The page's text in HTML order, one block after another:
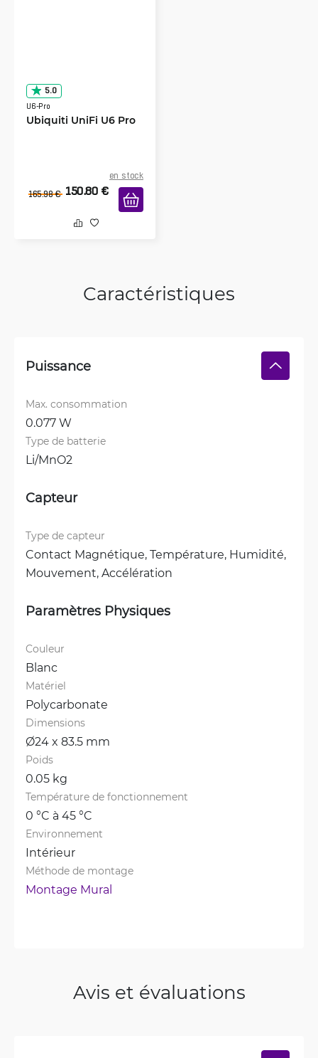
5.0
U6-Pro
Ubiquiti UniFi U6 Pro
en stock
165.98 € 150.80 €
Caractéristiques
Puissance
Max. consommation
0.077 W
Type de batterie
Li/MnO2
Capteur
Type de capteur
Contact Magnétique, Température, Humidité,
Mouvement, Accélération
Paramètres Physiques
Couleur
Blanc
Matériel
Polycarbonate
Dimensions
Ø24 x 83.5 mm
Poids
0.05 kg
Température de fonctionnement
0 °C à 45 °C
Environnement
Intérieur
Méthode de montage
Montage Mural
Avis et évaluations